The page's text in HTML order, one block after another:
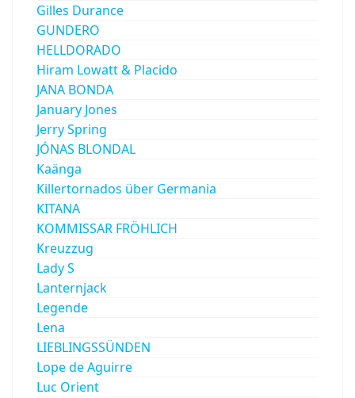
Gilles Durance
GUNDERO
HELLDORADO
Hiram Lowatt & Placido
JANA BONDA
January Jones
Jerry Spring
JÓNAS BLONDAL
Kaänga
Killertornados über Germania
KITANA
KOMMISSAR FRÖHLICH
Kreuzzug
Lady S
Lanternjack
Legende
Lena
LIEBLINGSSÜNDEN
Lope de Aguirre
Luc Orient